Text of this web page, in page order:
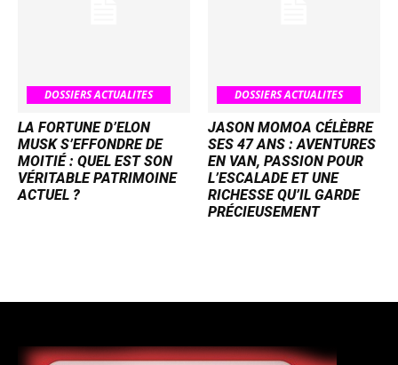
DOSSIERS ACTUALITES
LA FORTUNE D’ELON
MUSK S’EFFONDRE DE
MOITIÉ : QUEL EST SON
VÉRITABLE PATRIMOINE
ACTUEL ?
DOSSIERS ACTUALITES
JASON MOMOA CÉLÈBRE
SES 47 ANS : AVENTURES
EN VAN, PASSION POUR
L’ESCALADE ET UNE
RICHESSE QU’IL GARDE
PRÉCIEUSEMENT